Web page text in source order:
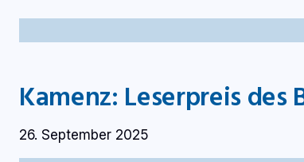
Kamenz: Leserpreis des
26. September 2025